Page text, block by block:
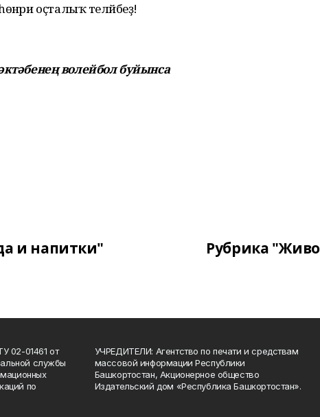
оҫталыҡ теләйбеҙ!
волейбол буйынса
и напитки" Рубрика
02-01461 от
службы
по
УЧРЕДИТЕЛИ: Агентство по печати и средствам
массовой информации Республики
Башкортостан, Акционерное общество
Издательский дом «Республика Башкортостан».